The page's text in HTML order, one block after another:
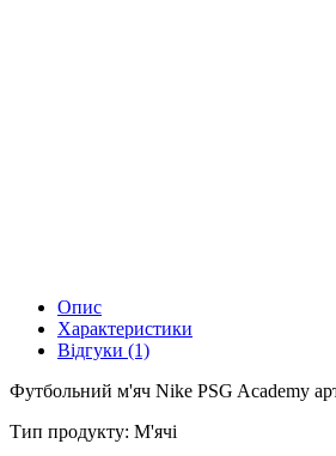
Опис
Характеристики
Відгуки (1)
Футбольний м'яч Nike PSG Academy
Тип продукту: М'ячі